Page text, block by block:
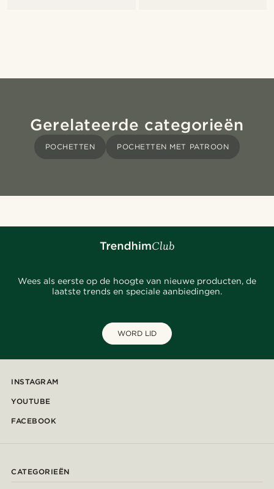
Gerelateerde categorieën
POCHETTEN POCHETTEN MET PATROON
Wees als eerste op de hoogte van nieuwe producten, de
laatste trends en speciale aanbiedingen.
WORD LID
INSTAGRAM
YOUTUBE
FACEBOOK
CATEGORIEËN